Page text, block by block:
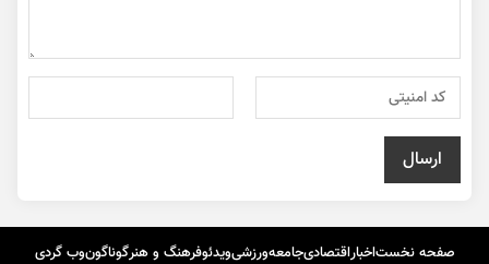
صفحه نخستاخباراقتصادیجامعهورزشیویدئوفرهنگ و هنرگوناگونوب گردی